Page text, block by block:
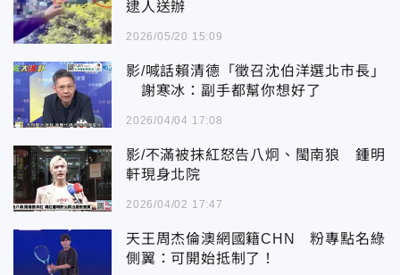
逮人送辦
2026/05/20 15:09
影/喊話賴清德「徵召沈伯洋選北市長」
謝寒冰：副手都幫你想好了
2026/04/04 17:08
影/不滿被抹紅怒告八炯、閩南狼 鍾明
軒現身北院
2026/04/02 17:47
天王周杰倫澳網國籍CHN 粉專點名綠
側翼：可開始抵制了！